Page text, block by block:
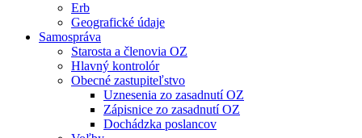
Erb
Geografické údaje
Samospráva
Starosta a členovia OZ
Hlavný kontrolór
Obecné zastupiteľstvo
Uznesenia zo zasadnutí OZ
Zápisnice zo zasadnutí OZ
Dochádzka poslancov